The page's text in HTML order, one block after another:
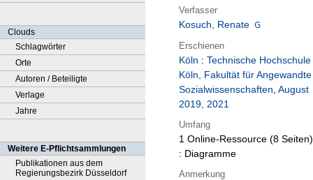
Clouds
Schlagwörter
Orte
Autoren / Beteiligte
Verlage
Jahre
Weitere E-Pflichtsammlungen
Publikationen aus dem
Regierungsbezirk Düsseldorf
Verfasser
Kosuch, Renate
Erschienen
Köln : Technische Hochschule
Köln, Fakultät für Angewandte
Sozialwissenschaften, August
2019, 2021
Umfang
1 Online-Ressource (8 Seiten)
: Diagramme
Anmerkung